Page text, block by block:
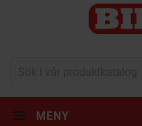
MENY